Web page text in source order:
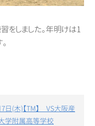
しました。年明けは1
日(木)【TM】 VS大阪産
学附属高等学校